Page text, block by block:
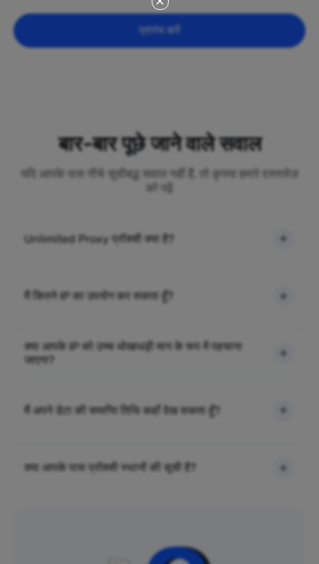
प्रारंभ करें
बार-बार पूछे जाने वाले सवाल
यदि आपके पास नीचे सूचीबद्ध सवाल नहीं हैं, तो कृपया हमारे दस्तावेज़
को पढ़ें
Unlimited Proxy प्रॉक्सी क्या है?
मैं कितने IP का उपयोग कर सकता हूँ?
क्या आपके IP को उच्च धोखाधड़ी मान के रूप में पहचाना
जाएगा?
मैं अपने डेटा की समाप्ति तिथि कहाँ देख सकता हूँ?
क्या आपके पास प्रॉक्सी स्थानों की सूची है?